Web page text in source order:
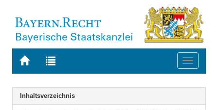
Zur
BAYERN.RECHT
Zur
letzten
Suche
Toggle
Navigation
Inhaltsverzeichnis